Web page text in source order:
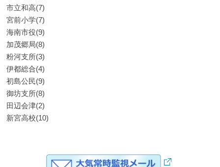
市立和高(7)
宮前小学(7)
海南市役(9)
加茂郷局(8)
粉河支所(3)
伊都総合(4)
初島公民(9)
御坊支所(8)
田辺会津(2)
新宮高校(10)